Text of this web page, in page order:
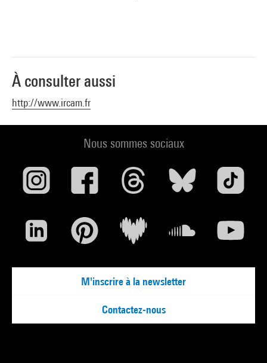
À consulter aussi
http://www.ircam.fr
Nous sommes sociaux
M'inscrire à la newsletter
Contactez-nous